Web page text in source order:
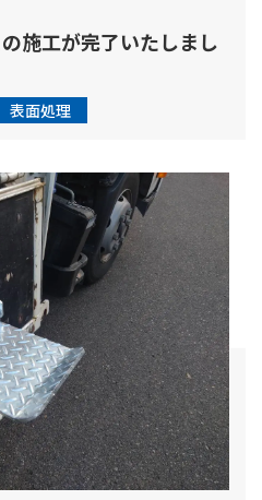
施工が完了いたしまし
表面処理